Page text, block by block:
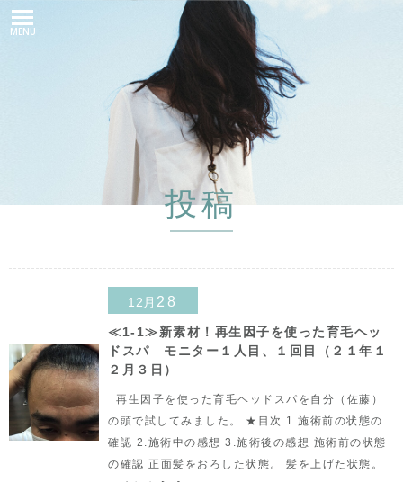
MENU
投稿
12月 28
≪1-1≫新素材！再生因子を使った育毛ヘッ
ドスパ モニター１人目、１回目（２１年１
２月３日）
再生因子を使った育毛ヘッドスパを自分（佐藤）
の頭で試してみました。 ★目次 1.施術前の状態の
確認 2.施術中の感想 3.施術後の感想 施術前の状態
の確認 正面髪をおろした状態。 髪を上げた状態。